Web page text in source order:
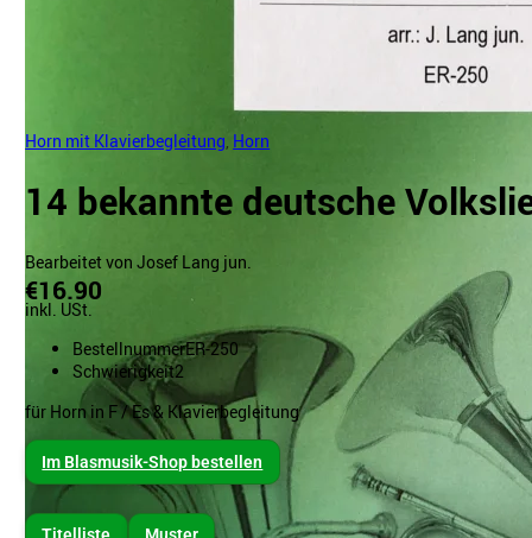
Horn mit Klavierbegleitung Horn
14 bekannte deutsche
Bearbeitet von Josef Lang jun.
€16.90
inkl. USt.
BestellnummerER-250
Schwierigkeit2
für Horn in F / Es & Klavierbegleitung
Im Blasmusik-Shop bestellen